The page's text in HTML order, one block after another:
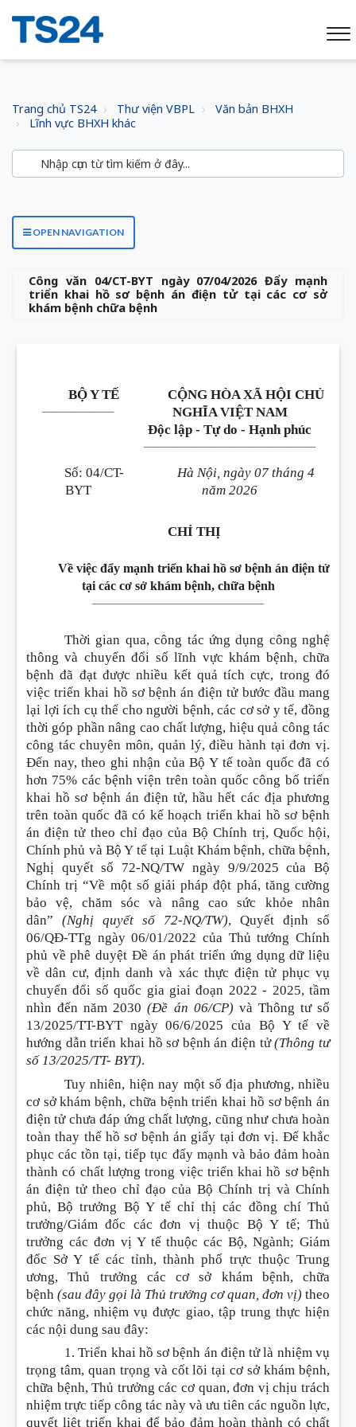
Trang chủ TS24 Thư viện VBPL
Văn bản BHXH
Lĩnh vực BHXH khác
OPEN NAVIGATION
Công văn 04/CT-BYT ngày 07/04/2026 Đẩy mạnh
triển khai hồ sơ bệnh án điện tử tại các cơ sở
khám bệnh chữa bệnh
BỘ Y TẾ
CỘNG HÒA XÃ HỘI CHỦ
NGHĨA VIỆT NAM
Độc lập - Tự do - Hạnh phúc
Số: 04/CT-
BYT
Hà Nội, ngày 07 tháng 4
năm 2026
CHỈ THỊ
Về việc đẩy mạnh triển khai hồ sơ bệnh án điện tử
tại các cơ sở khám bệnh, chữa bệnh
Thời gian qua, công tác ứng dụng công nghệ
thông và chuyển đổi số lĩnh vực khám bệnh, chữa
bệnh đã đạt được nhiều kết quả tích cực, trong đó
việc triển khai hồ sơ bệnh án điện tử bước đầu mang
lại lợi ích cụ thể cho người bệnh, các cơ sở y tế, đồng
thời góp phần nâng cao chất lượng, hiệu quả công tác
công tác chuyên môn, quản lý, điều hành tại đơn vị.
Đến nay, theo ghi nhận của Bộ Y tế toàn quốc đã có
hơn 75% các bệnh viện trên toàn quốc công bố triển
khai hồ sơ bệnh án điện tử, hầu hết các địa phương
trên toàn quốc đã có kế hoạch triển khai hồ sơ bệnh
án điện tử theo chỉ đạo của Bộ Chính trị, Quốc hội,
Chính phủ và Bộ Y tế tại Luật Khám bệnh, chữa bệnh,
Nghị quyết số 72-NQ/TW ngày 9/9/2025 của Bộ
Chính trị “Về một số giải pháp đột phá, tăng cường
bảo vệ, chăm sóc và nâng cao sức khỏe nhân
dân” (Nghị quyết số 72-NQ/TW), Quyết định số
06/QĐ-TTg ngày 06/01/2022 của Thủ tướng Chính
phủ về phê duyệt Đề án phát triển ứng dụng dữ liệu
về dân cư, định danh và xác thực điện tử phục vụ
chuyển đổi số quốc gia giai đoạn 2022 - 2025, tầm
nhìn đến năm 2030(Đề án 06/CP)và Thông tư số
13/2025/TT-BYT ngày 06/6/2025 của Bộ Y tế về
hướng dẫn triển khai hồ sơ bệnh án điện tử(Thông tư
số 13/2025/TT- BYT).
Tuy nhiên, hiện nay một số địa phương, nhiều
cơ sở khám bệnh, chữa bệnh triển khai hồ sơ bệnh án
điện tử chưa đáp ứng chất lượng, cũng như chưa hoàn
toàn thay thế hồ sơ bệnh án giấy tại đơn vị. Để khắc
phục các tồn tại, tiếp tục đẩy mạnh và bảo đảm hoàn
thành có chất lượng trong việc triển khai hồ sơ bệnh
án điện tử theo chỉ đạo của Bộ Chính trị và Chính
phủ, Bộ trưởng Bộ Y tế chỉ thị các đồng chí Thủ
trưởng/Giám đốc các đơn vị thuộc Bộ Y tế; Thủ
trưởng các đơn vị Y tế thuộc các Bộ, Ngành; Giám
đốc Sở Y tế các tỉnh, thành phố trực thuộc Trung
ương, Thủ trưởng các cơ sở khám bệnh, chữa
bệnh (sau đây gọi là Thủ trưởng cơ quan, đơn vị) theo
chức năng, nhiệm vụ được giao, tập trung thực hiện
các nội dung sau đây:
1. Triển khai hồ sơ bệnh án điện tử là nhiệm vụ
trọng tâm, quan trọng và cốt lõi tại cơ sở khám bệnh,
chữa bệnh, Thủ trưởng các cơ quan, đơn vị chịu trách
nhiệm trực tiếp công tác này và ưu tiên các nguồn lực,
quyết liệt triển khai để bảo đảm hoàn thành có chất